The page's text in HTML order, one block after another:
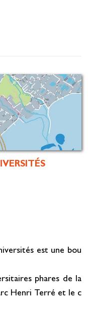
est une bou
phares de la
Henri Terré et le c